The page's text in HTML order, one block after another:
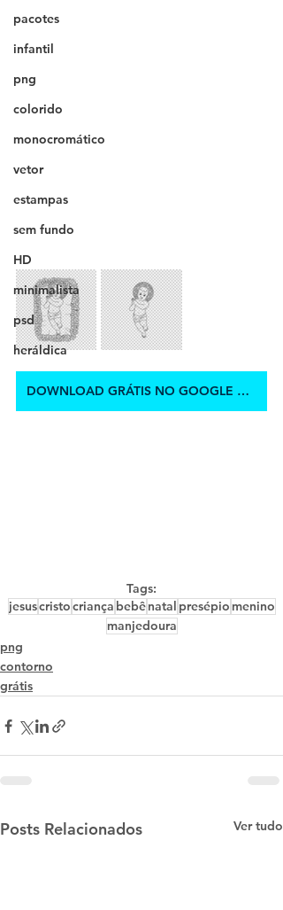
pacotes
infantil
png
colorido
monocromático
vetor
estampas
sem fundo
HD
minimalista
psd
heráldica
DOWNLOAD GRÁTIS NO GOOGLE DRIVE
Tags:
jesuscristocriança bebênatal presépio menino
manjedoura
png
contorno
grátis
Posts Relacionados Ver tudo